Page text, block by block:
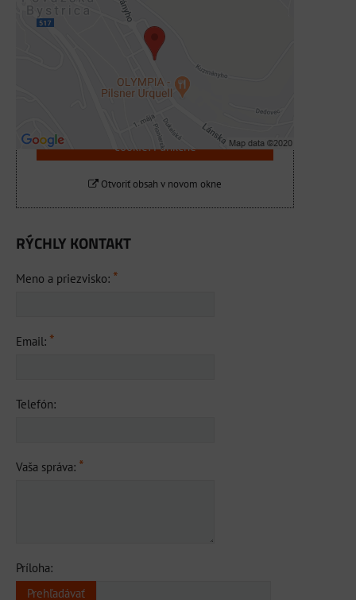
Externý obsah je blokovaný Voľbami
súkromia
Prajete si načítať externý obsah?
Povoliť tentokrát
Povoliť a zapamätať - súhlas s druhom
cookie: Funkčné
Otvoriť obsah v novom okne
RÝCHLY KONTAKT
Meno a priezvisko: *
Email: *
Telefón:
Vaša správa: *
Príloha: